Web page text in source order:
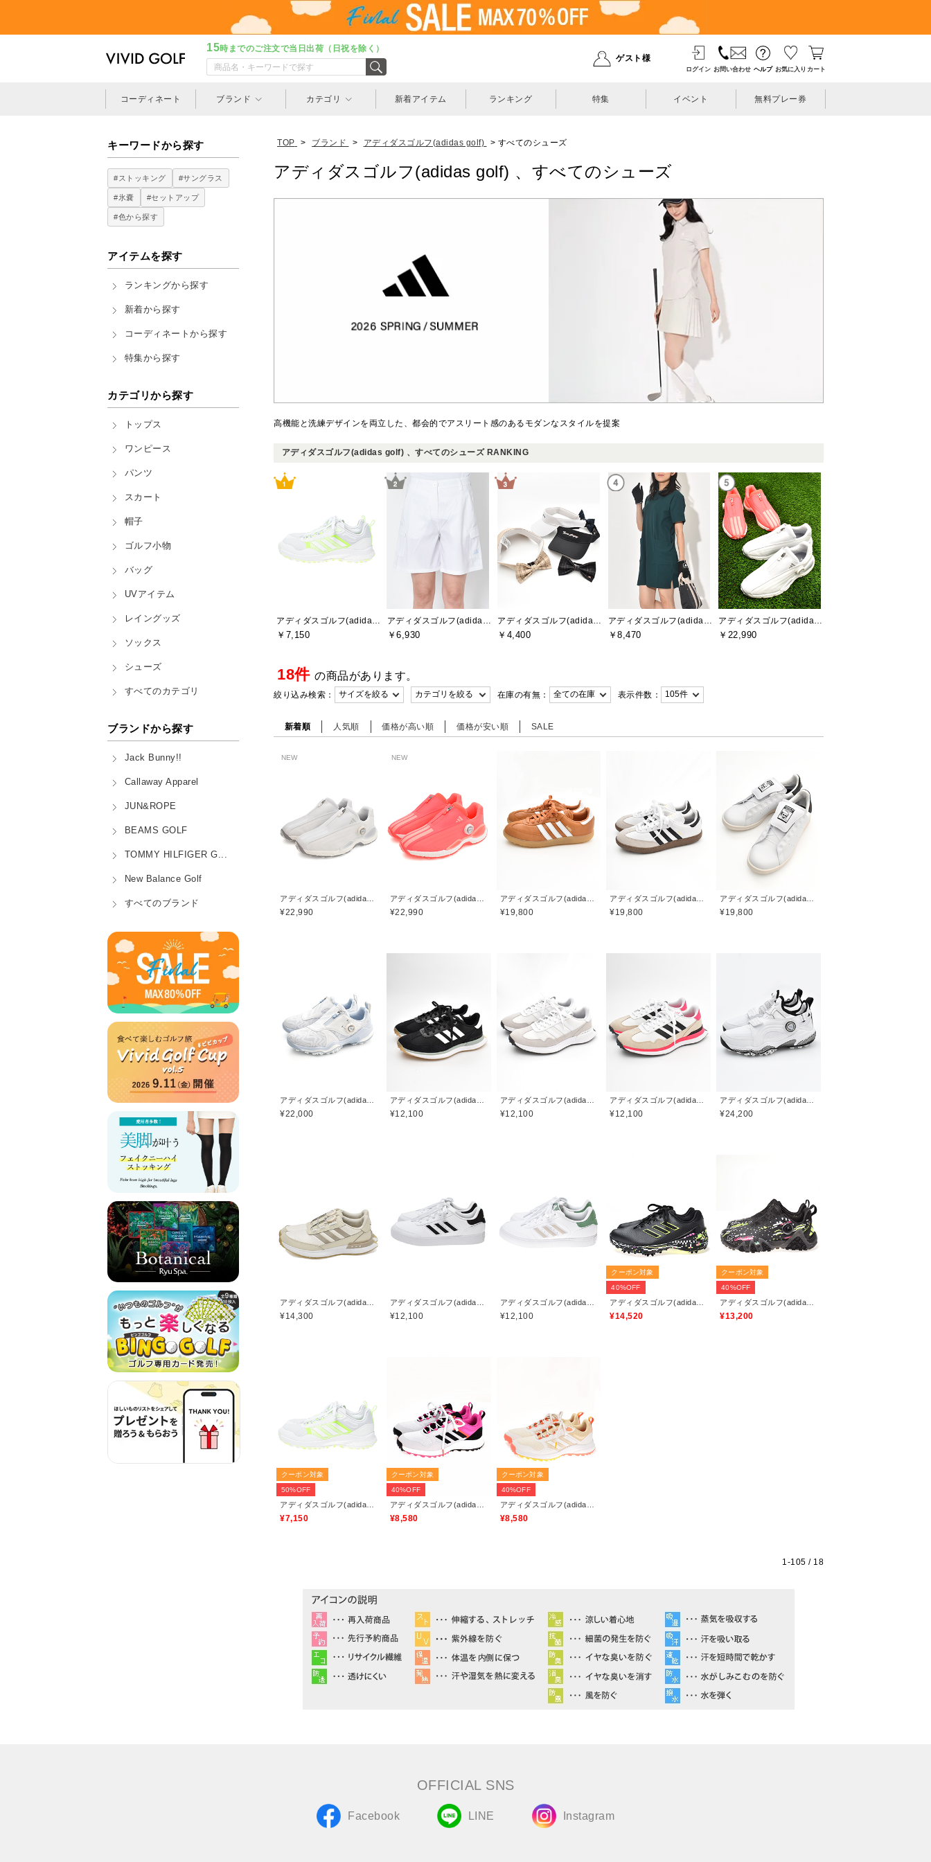
15時までのご注文で当日出荷（日祝を除く）
ゲスト様
ログイン お問い合わせ ヘルプ お気に入り カート
コーディネート ブランド カテゴリ 新着アイテム ランキング 特集 イベント 無料プレー券
キーワードから探す
#ストッキング #サングラス
#氷嚢 #セットアップ
#色から探す
アイテムを探す
ランキングから探す
新着から探す
コーディネートから探す
特集から探す
カテゴリから探す
トップス
ワンピース
パンツ
スカート
帽子
ゴルフ小物
バッグ
UVアイテム
レイングッズ
ソックス
シューズ
すべてのカテゴリ
ブランドから探す
Jack Bunny!!
Callaway Apparel
JUN&ROPE
BEAMS GOLF
TOMMY HILFIGER G...
New Balance Golf
すべてのブランド
TOP > ブランド > アディダスゴルフ(adidas golf) > すべてのシューズ
アディダスゴルフ(adidas golf) 、すべてのシューズ
高機能と洗練デザインを両立した、都会的でアスリート感のあるモダンなスタイルを提案
アディダスゴルフ(adidas golf) 、すべてのシューズ RANKING
￥7,150 ￥6,930 ￥4,400 ￥8,470 ￥22,990
18件 の商品があります。
絞り込み検索： 在庫の有無： 表示件数：
新着順 人気順 価格が高い順 価格が安い順 SALE
NEW
¥22,990
NEW
¥22,990 ¥19,800 ¥19,800 ¥19,800
アディダスゴルフ(adidas golf)
¥22,000
アディダスゴルフ(adidas golf)
¥12,100
アディダスゴルフ(adidas golf)
¥12,100
アディダスゴルフ(adidas golf)
¥12,100
アディダスゴルフ(adidas golf)
¥24,200
¥14,300 ¥12,100 ¥12,100
クーポン対象
40%OFF
¥14,520
クーポン対象
40%OFF
¥13,200
クーポン対象
50%OFF
¥7,150
クーポン対象
40%OFF
¥8,580
クーポン対象
40%OFF
¥8,580
1-105 / 18
OFFICIAL SNS
Facebook LINE Instagram